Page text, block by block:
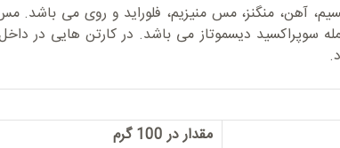
آهن، منگنز، مس منیزیم، فلوراید و روی می باشد.
سوپراکسید دیسموتاز می باشد. در کارتن هایی در
مقدار در 100 گرم